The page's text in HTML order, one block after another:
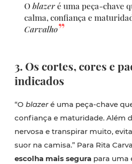
O blazeré uma peça-chave
calma, confiança e
Carvalho
3. Os cortes, cores e
indicados
“O blazeré uma peça-chave
confiança e maturidade. Além
nervosa e transpirar muito,
suor na camisa.” Para Rita
escolha mais segura para uma